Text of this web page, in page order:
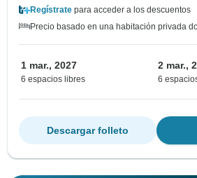
Regístrate para acceder a los descuentos
Precio basado en una habitación privada
1 mar., 2027
6 espacios libres
2 mar.,
6
Descargar folleto